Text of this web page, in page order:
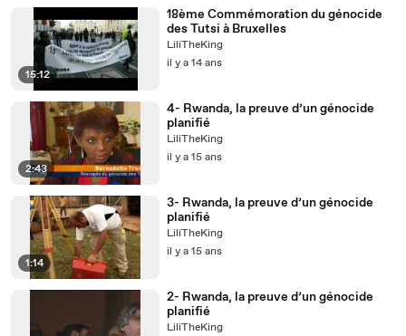
15:12
18ème Commémoration du génocide
des Tutsi à Bruxelles
LiliTheKing
il y a 14 ans
2:43
4- Rwanda, la preuve d’un génocide
planifié
LiliTheKing
il y a 15 ans
1:14
3- Rwanda, la preuve d’un génocide
planifié
LiliTheKing
il y a 15 ans
2- Rwanda, la preuve d’un génocide
planifié
LiliTheKing